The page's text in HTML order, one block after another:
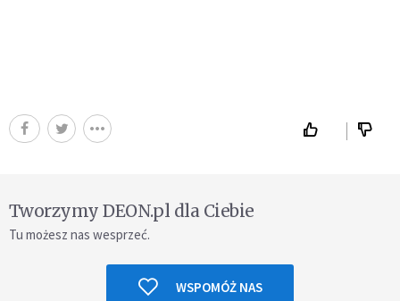
Tworzymy DEON.pl dla Ciebie
Tu możesz nas wesprzeć.
WSPOMÓŻ NAS